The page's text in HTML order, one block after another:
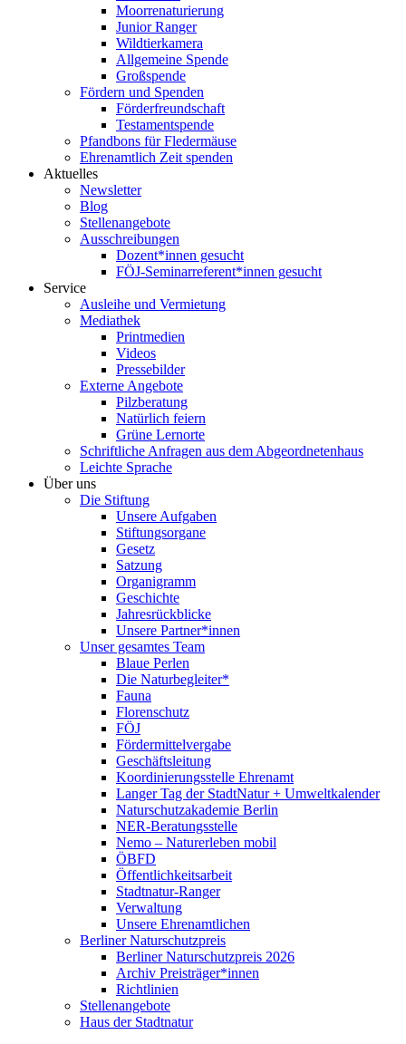
Moorrenaturierung
Junior Ranger
Wildtierkamera
Allgemeine Spende
Großspende
Fördern und Spenden
Förderfreundschaft
Testamentspende
Pfandbons für Fledermäuse
Ehrenamtlich Zeit spenden
Aktuelles
Newsletter
Blog
Stellenangebote
Ausschreibungen
Dozent*innen gesucht
FÖJ-Seminarreferent*innen gesucht
Service
Ausleihe und Vermietung
Mediathek
Printmedien
Videos
Pressebilder
Externe Angebote
Pilzberatung
Natürlich feiern
Grüne Lernorte
Schriftliche Anfragen aus dem Abgeordnetenhaus
Leichte Sprache
Über uns
Die Stiftung
Unsere Aufgaben
Stiftungsorgane
Gesetz
Satzung
Organigramm
Geschichte
Jahresrückblicke
Unsere Partner*innen
Unser gesamtes Team
Blaue Perlen
Die Naturbegleiter*
Fauna
Florenschutz
FÖJ
Fördermittelvergabe
Geschäftsleitung
Koordinierungsstelle Ehrenamt
Langer Tag der StadtNatur + Umweltkalender
Naturschutzakademie Berlin
NER-Beratungsstelle
Nemo – Naturerleben mobil
ÖBFD
Öffentlichkeitsarbeit
Stadtnatur-Ranger
Verwaltung
Unsere Ehrenamtlichen
Berliner Naturschutzpreis
Berliner Naturschutzpreis 2026
Archiv Preisträger*innen
Richtlinien
Stellenangebote
Haus der Stadtnatur